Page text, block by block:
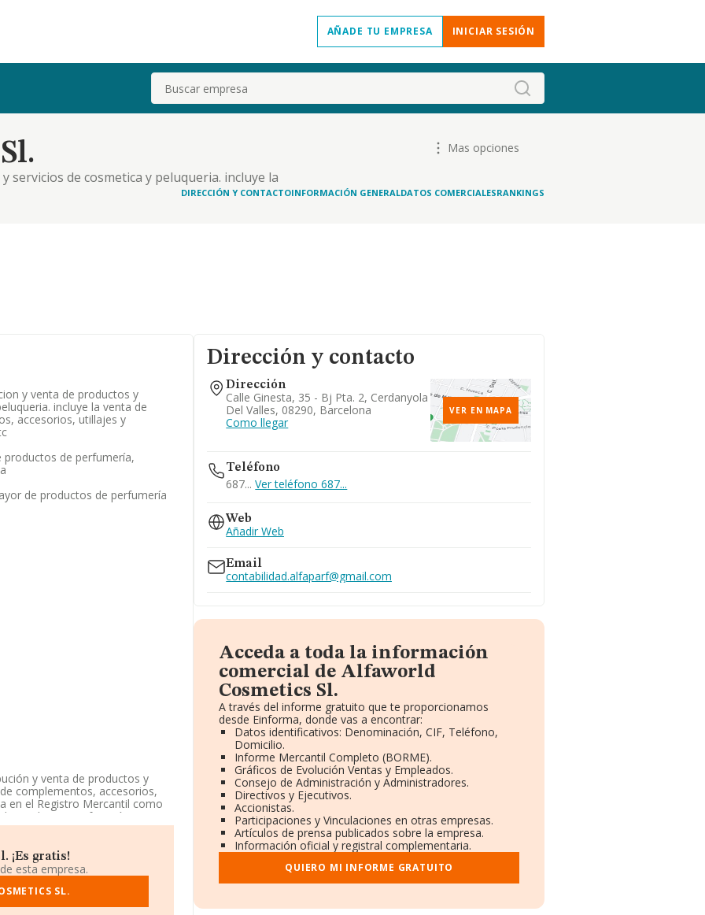
AÑADE TU EMPRESA INICIAR SESIÓN
Buscar
servicios de cosmetica y peluqueria. incluye la
y aparatologia del sector. etc
Mas opciones
DIRECCIÓN Y CONTACTOINFORMACIÓN GENERALDATOS COMERCIALESRANKINGS
y venta de productos y
incluye la venta de
accesorios, utillajes y
de perfumería,
de productos de perfumería
y venta de productos y
complementos, accesorios,
en el Registro Mercantil como
productos perfumería y
exteriores.
en los distintos rankings,
25 puestos a nivel sectorial
Antes de la compañía, en el
Line S.L; sin embargo, por
de La Neteja Jge S.Ly
¡Es gratis!
esta empresa.
SL.
Dirección y contacto
Dirección
Calle Ginesta, 35 - Bj Pta. 2, Cerdanyola
Del Valles, 08290, Barcelona
Como llegar
VER EN MAPA
Teléfono
687...Ver teléfono 687...
Web
Añadir Web
Email
contabilidad.alfaparf@gmail.com
Acceda a toda la información
comercial de Alfaworld
Cosmetics Sl.
A través del informe gratuito que te proporcionamos
desde Einforma, donde vas a encontrar:
Datos identificativos: Denominación, CIF, Teléfono,
Domicilio.
Informe Mercantil Completo (BORME).
Gráficos de Evolución Ventas y Empleados.
Consejo de Administración y Administradores.
Directivos y Ejecutivos.
Accionistas.
Participaciones y Vinculaciones en otras empresas.
Artículos de prensa publicados sobre la empresa.
Información oficial y registral complementaria.
QUIERO MI INFORME GRATUITO